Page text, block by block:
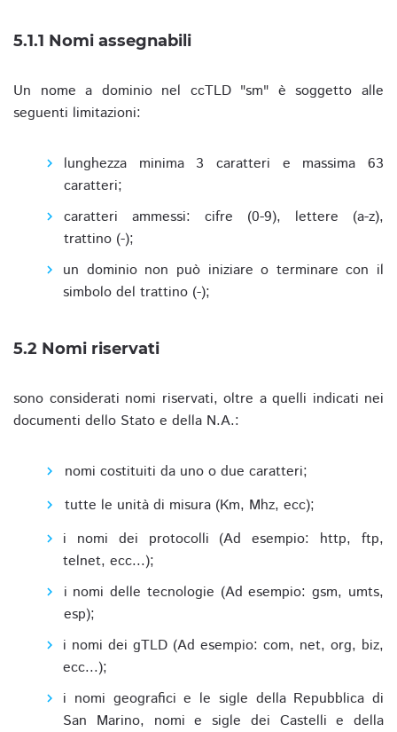
5.1.1 Nomi assegnabili
Un nome a dominio nel ccTLD "sm" è soggetto alle
seguenti limitazioni:
lunghezza minima 3 caratteri e massima 63
caratteri;
caratteri ammessi: cifre (0-9), lettere (a-z),
trattino (-);
un dominio non può iniziare o terminare con il
simbolo del trattino (-);
5.2 Nomi riservati
sono considerati nomi riservati, oltre a quelli indicati nei
documenti dello Stato e della N.A.:
nomi costituiti da uno o due caratteri;
tutte le unità di misura (Km, Mhz, ecc);
i nomi dei protocolli (Ad esempio: http, ftp,
telnet, ecc...);
i nomi delle tecnologie (Ad esempio: gsm, umts,
esp);
i nomi dei gTLD (Ad esempio: com, net, org, biz,
ecc...);
i nomi geografici e le sigle della Repubblica di
San Marino, nomi e sigle dei Castelli e della